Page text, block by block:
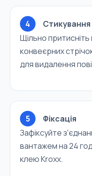
4
Стикування
Щільно
конвеєрних
для видалення
5
Фіксація
Зафіксуйте
вантажем на 24
клею Kroxx.